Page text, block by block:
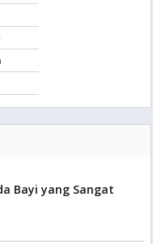
Bayi yang Sangat